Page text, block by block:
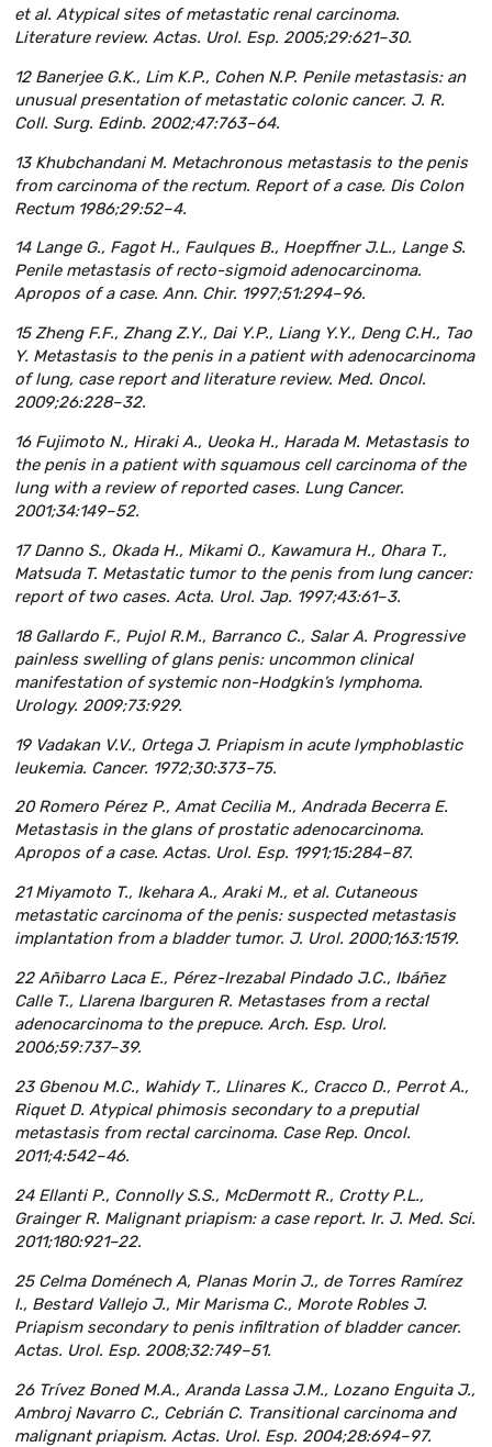
et al. Atypical sites of metastatic renal carcinoma.
Literature review. Actas. Urol. Esp. 2005;29:621–30.
12 Banerjee G.K., Lim K.P., Cohen N.P. Penile metastasis: an
unusual presentation of metastatic colonic cancer. J. R.
Coll. Surg. Edinb. 2002;47:763–64.
13 Khubchandani M. Metachronous metastasis to the penis
from carcinoma of the rectum. Report of a case. Dis Colon
Rectum 1986;29:52–4.
14 Lange G., Fagot H., Faulques B., Hoepffner J.L., Lange S.
Penile metastasis of recto-sigmoid adenocarcinoma.
Apropos of a case. Ann. Chir. 1997;51:294–96.
15 Zheng F.F., Zhang Z.Y., Dai Y.P., Liang Y.Y., Deng C.H., Tao
Y. Metastasis to the penis in a patient with adenocarcinoma
of lung, case report and literature review. Med. Oncol.
2009;26:228–32.
16 Fujimoto N., Hiraki A., Ueoka H., Harada M. Metastasis to
the penis in a patient with squamous cell carcinoma of the
lung with a review of reported cases. Lung Cancer.
2001;34:149–52.
17 Danno S., Okada H., Mikami O., Kawamura H., Ohara T.,
Matsuda T. Metastatic tumor to the penis from lung cancer:
report of two cases. Acta. Urol. Jар. 1997;43:61–3.
18 Gallardo F., Pujol R.M., Barranco C., Salar A. Progressive
painless swelling of glans penis: uncommon clinical
manifestation of systemic non-Hodgkin’s lymphoma.
Urology. 2009;73:929.
19 Vadakan V.V., Ortega J. Priapism in acute lymphoblastic
leukemia. Cancer. 1972;30:373–75.
20 Romero Pérez P., Amat Cecilia M., Andrada Becerra E.
Metastasis in the glans of prostatic adenocarcinoma.
Apropos of a case. Actas. Urol. Esp. 1991;15:284–87.
21 Miyamoto T., Ikehara A., Araki M., et al. Cutaneous
metastatic carcinoma of the penis: suspected metastasis
implantation from a bladder tumor. J. Urol. 2000;163:1519.
22 Añibarro Laca E., Pérez-Irezabal Pindado J.C., Ibáñez
Calle T., Llarena Ibarguren R. Metastases from a rectal
adenocarcinoma to the prepuce. Arch. Esp. Urol.
2006;59:737–39.
23 Gbenou M.C., Wahidy T., Llinares K., Cracco D., Perrot A.,
Riquet D. Atypical phimosis secondary to a preputial
metastasis from rectal carcinoma. Case Rep. Oncol.
2011;4:542–46.
24 Ellanti P., Connolly S.S., McDermott R., Crotty P.L.,
Grainger R. Malignant priapism: a case report. Ir. J. Med. Sci.
2011;180:921–22.
25 Celma Doménech A, Planas Morin J., de Torres Ramírez
I., Bestard Vallejo J., Mir Marisma C., Morote Robles J.
Priapism secondary to penis infiltration of bladder cancer.
Actas. Urol. Esp. 2008;32:749–51.
26 Trívez Boned M.A., Aranda Lassa J.M., Lozano Enguita J.,
Ambroj Navarro C., Cebrián C. Transitional carcinoma and
malignant priapism. Actas. Urol. Esp. 2004;28:694–97.